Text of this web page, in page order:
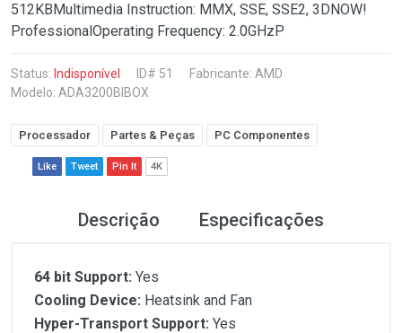
512KBMultimedia Instruction: MMX, SSE, SSE2, 3DNOW!
ProfessionalOperating Frequency: 2.0GHzP
Status: Indisponível ID# 51 Fabricante: AMD
Modelo: ADA3200BIBOX
Processador Partes & Peças PC Componentes
Like Tweet Pin It 4K
Descrição Especificações
64 bit Support: Yes
Cooling Device: Heatsink and Fan
Hyper-Transport Support: Yes